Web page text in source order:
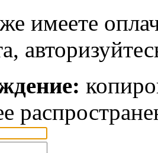
имеете